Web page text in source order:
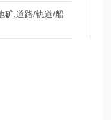
矿,道路/轨道/船